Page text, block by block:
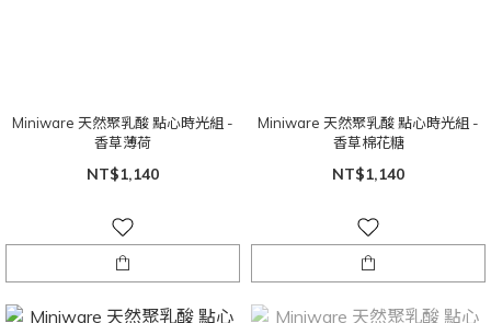
Miniware 天然聚乳酸 點心時光組 -
香草薄荷
NT$1,140
Miniware 天然聚乳酸 點心時光組 -
香草棉花糖
NT$1,140